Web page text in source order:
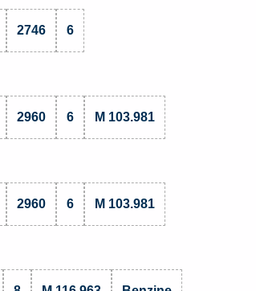
2746 6
2960 6 M 103.981
2960 6 M 103.981